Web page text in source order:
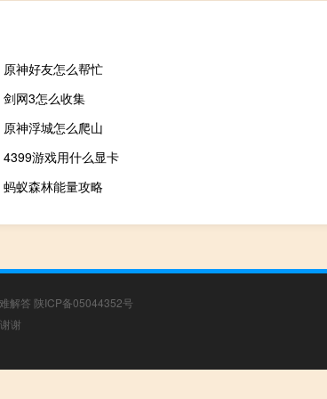
原神好友怎么帮忙
剑网3怎么收集
原神浮城怎么爬山
4399游戏用什么显卡
蚂蚁森林能量攻略
解答 陕ICP备05044352号
谢